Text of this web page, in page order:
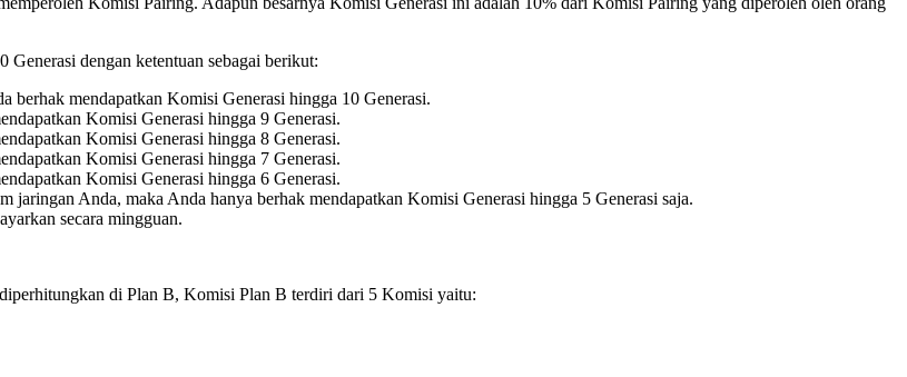
dengan ketentuan sebagai berikut:
berhak mendapatkan Komisi Generasi hingga 10 Generasi.
Komisi Generasi hingga 9 Generasi.
Komisi Generasi hingga 8 Generasi.
Komisi Generasi hingga 7 Generasi.
Komisi Generasi hingga 6 Generasi.
Anda, maka Anda hanya berhak mendapatkan Komisi Generasi hingga 5 Generasi saja.
secara mingguan.
di Plan B, Komisi Plan B terdiri dari 5 Komisi yaitu: